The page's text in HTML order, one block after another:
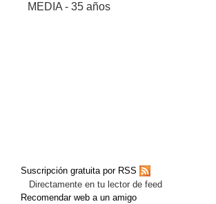
MEDIA - 35 años
Suscripción gratuita por RSS
Directamente en tu lector de feed
Recomendar web a un amigo